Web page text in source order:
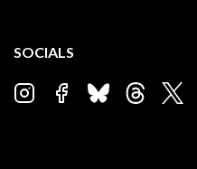
SOCIALS